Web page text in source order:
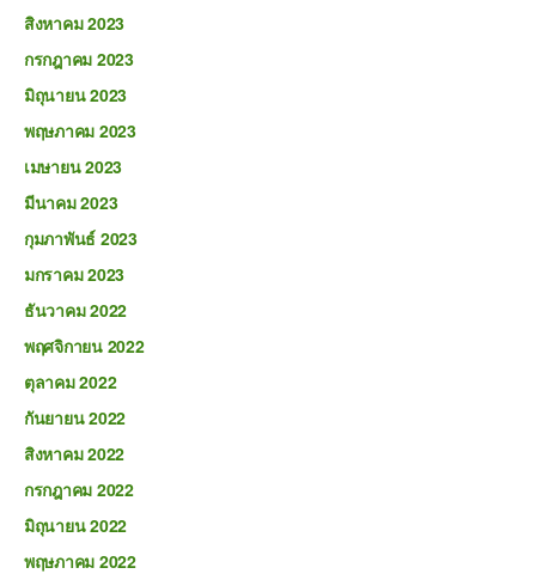
สิงหาคม 2023
กรกฎาคม 2023
มิถุนายน 2023
พฤษภาคม 2023
เมษายน 2023
มีนาคม 2023
กุมภาพันธ์ 2023
มกราคม 2023
ธันวาคม 2022
พฤศจิกายน 2022
ตุลาคม 2022
กันยายน 2022
สิงหาคม 2022
กรกฎาคม 2022
มิถุนายน 2022
พฤษภาคม 2022